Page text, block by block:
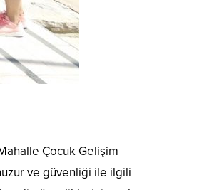
Çocuk Gelişim
ve güvenliği ile ilgili